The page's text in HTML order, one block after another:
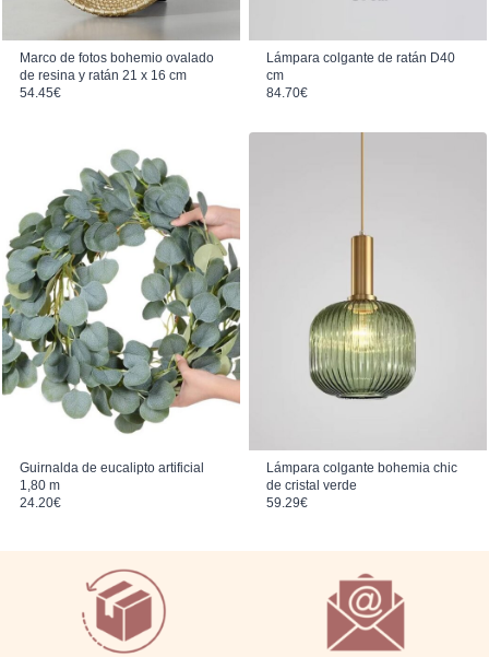
Marco de fotos bohemio ovalado
de resina y ratán 21 x 16 cm
54.45€
Lámpara colgante de ratán D40
cm
84.70€
Guirnalda de eucalipto artificial
1,80 m
24.20€
Lámpara colgante bohemia chic
de cristal verde
59.29€